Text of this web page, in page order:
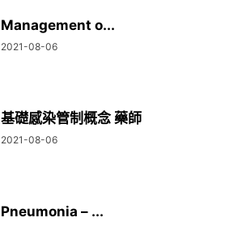
Management o...
2021-08-06
基礎感染管制概念 藥師
2021-08-06
Pneumonia – ...